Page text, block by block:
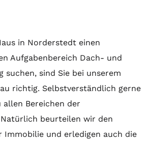
in Norderstedt einen
Aufgabenbereich Dach- und
suchen, sind Sie bei unserem
richtig. Selbstverständlich gerne
Bereichen der
beurteilen wir den
Immobilie und erledigen auch die